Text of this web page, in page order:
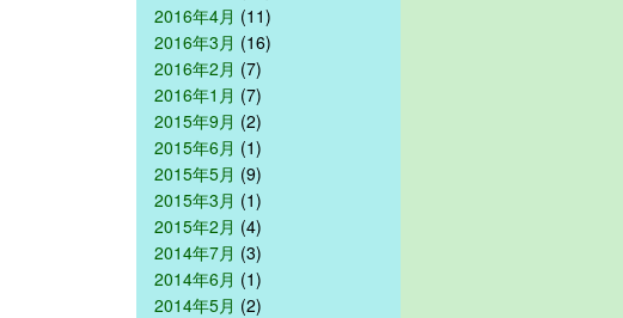
2016年4月 (11)
2016年3月 (16)
2016年2月 (7)
2016年1月 (7)
2015年9月 (2)
2015年6月 (1)
2015年5月 (9)
2015年3月 (1)
2015年2月 (4)
2014年7月 (3)
2014年6月 (1)
2014年5月 (2)